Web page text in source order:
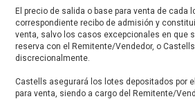
El precio de salida o base para venta de cada
correspondiente recibo de admisión y
venta, salvo los casos excepcionales en que
reserva con el Remitente/Vendedor, o
discrecionalmente.
Castells asegurará los lotes depositados por
para venta, siendo a cargo del Remitente/